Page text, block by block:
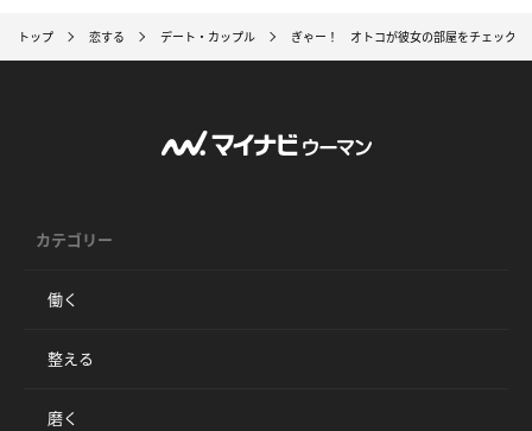
トップ 恋する デート・カップル ぎゃー！ オトコが彼女の部屋をチェック
カテゴリー
働く
整える
磨く